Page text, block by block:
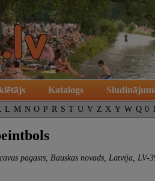
Katalogs
L M N O P R S T U V Z X Y W Q 0 1
pagasts, Bauskas novads, Latvija, LV-